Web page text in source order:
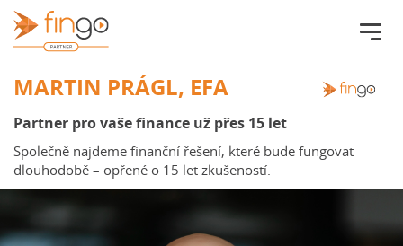
MARTIN PRÁGL, EFA
Partner pro vaše finance už přes 15 let
Společně najdeme finanční řešení, které bude fungovat
dlouhodobě – opřené o 15 let zkušeností.